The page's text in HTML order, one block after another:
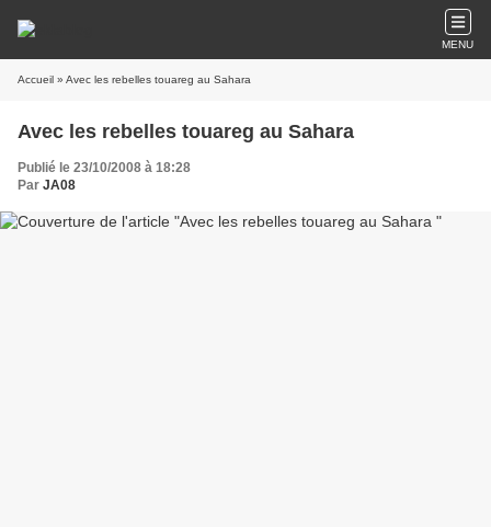
MENU
Accueil » Avec les rebelles touareg au Sahara
Avec les rebelles touareg au Sahara
Publié le 23/10/2008 à 18:28
Par JA08